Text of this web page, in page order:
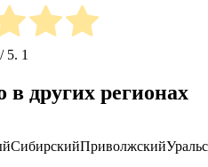
/ 5. 1
в других регионах
СибирскийПриволжский